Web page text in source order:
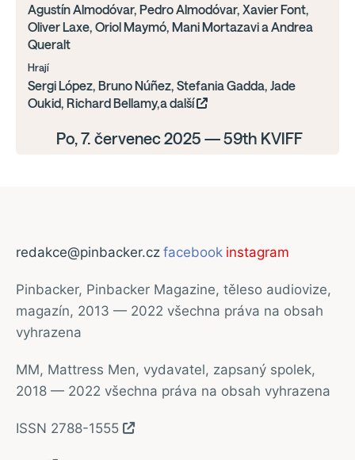
Agustín Almodóvar, Pedro Almodóvar, Xavier Font,
Oliver Laxe, Oriol Maymó, Mani Mortazavi a Andrea
Queralt
Hrají
Sergi López, Bruno Núñez, Stefania Gadda, Jade
Oukid, Richard Bellamy,a další
Po, 7. červenec 2025 — 59th KVIFF
redakce@pinbacker.cz facebook instagram
Pinbacker, Pinbacker Magazine, těleso audiovize,
magazín, 2013 — 2022 všechna práva na obsah
vyhrazena
MM, Mattress Men, vydavatel, zapsaný spolek,
2018 — 2022 všechna práva na obsah vyhrazena
ISSN 2788-1555